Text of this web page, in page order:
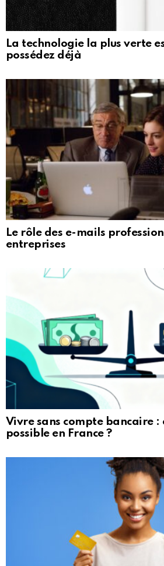
La technologie la plus verte
possédez déjà
Le rôle des e-mails
entreprises
Vivre sans compte bancaire
possible en France ?